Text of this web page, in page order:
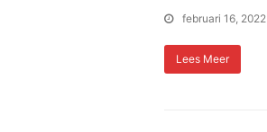
februari 16, 2022
Lees Meer